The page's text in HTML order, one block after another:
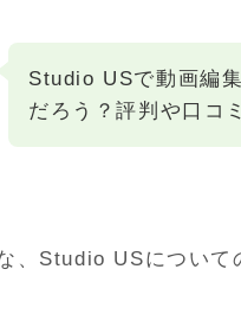
Studio USで動画編
だろう？評判や口コ
、Studio USについて